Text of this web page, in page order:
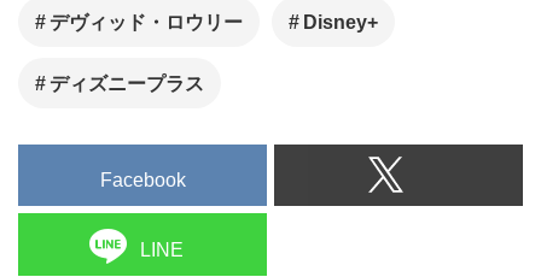
デヴィッド・ロウリー Disney+
ディズニープラス
Facebook
LINE